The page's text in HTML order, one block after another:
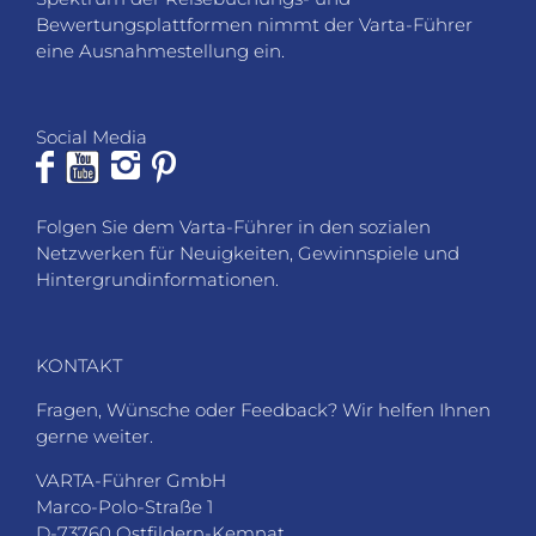
Bewertungsplattformen nimmt der Varta-Führer
eine Ausnahmestellung ein.
Social Media
Folgen Sie dem Varta-Führer in den sozialen
Netzwerken für Neuigkeiten, Gewinnspiele und
Hintergrundinformationen.
KONTAKT
Fragen, Wünsche oder Feedback? Wir helfen Ihnen
gerne weiter.
VARTA-Führer GmbH
Marco-Polo-Straße 1